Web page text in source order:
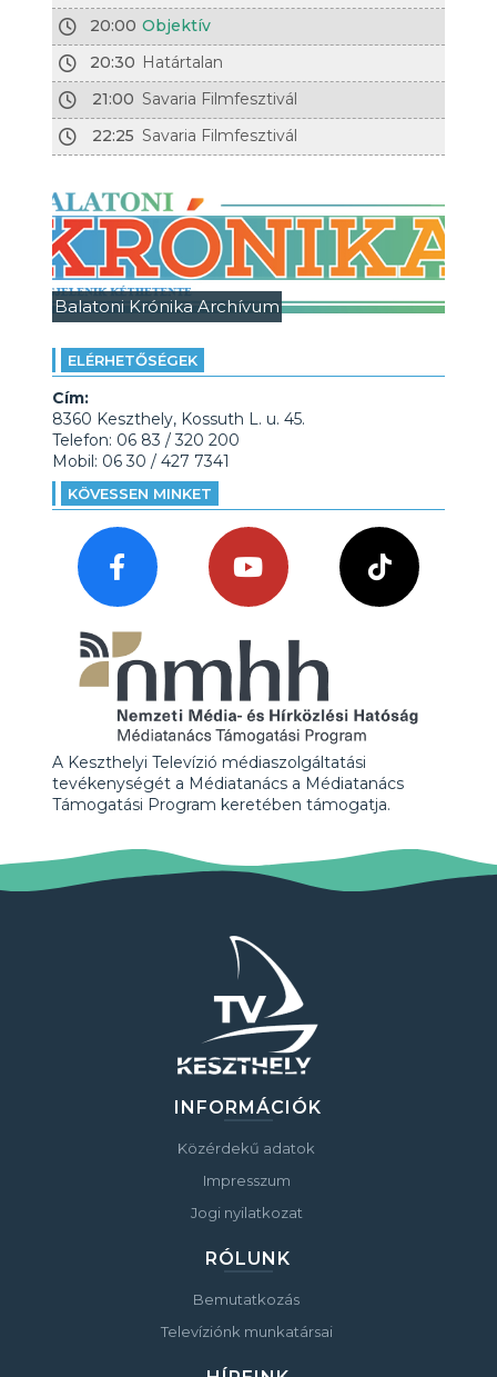
20:00 Objektív
20:30 Határtalan
21:00 Savaria Filmfesztivál
22:25 Savaria Filmfesztivál
Balatoni Krónika Archívum
ELÉRHETŐSÉGEK
Cím:
8360 Keszthely, Kossuth L. u. 45.
Telefon: 06 83 / 320 200
Mobil: 06 30 / 427 7341
KÖVESSEN MINKET
A Keszthelyi Televízió médiaszolgáltatási
tevékenységét a Médiatanács a Médiatanács
Támogatási Program keretében támogatja.
INFORMÁCIÓK
Közérdekű adatok
Impresszum
Jogi nyilatkozat
RÓLUNK
Bemutatkozás
Televíziónk munkatársai